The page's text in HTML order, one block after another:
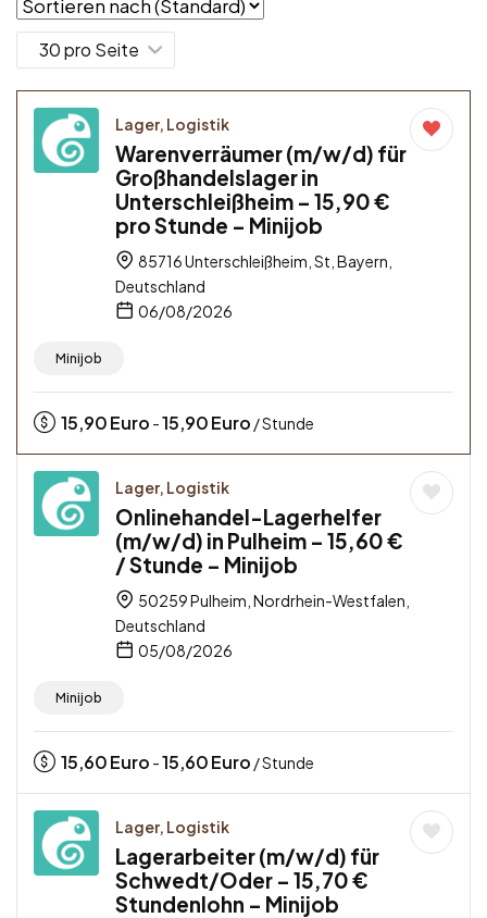
Lager, Logistik
Warenverräumer (m/w/d) für
Großhandelslager in
Unterschleißheim – 15,90 €
pro Stunde – Minijob
85716 Unterschleißheim, St, Bayern,
Deutschland
06/08/2026
Minijob
15,90Euro -15,90Euro / Stunde
Lager, Logistik
Onlinehandel-Lagerhelfer
(m/w/d) in Pulheim – 15,60 €
/ Stunde – Minijob
50259 Pulheim, Nordrhein-Westfalen,
Deutschland
05/08/2026
Minijob
15,60Euro -15,60Euro / Stunde
Lager, Logistik
Lagerarbeiter (m/w/d) für
Schwedt/Oder – 15,70 €
Stundenlohn – Minijob